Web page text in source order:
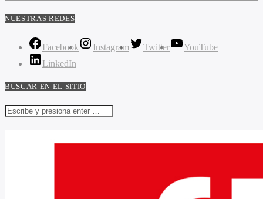
NUESTRAS REDES
Facebook Instagram Twitter
YouTube
LinkedIn
BUSCAR EN EL SITIO